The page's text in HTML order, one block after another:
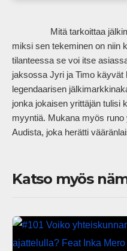
miksi sen tekeminen on niin
tilanteessa se voi itse
jaksossa Jyri ja Timo käyvät
legendaarisen
jonka jokaisen yrittäjän tulisi
myyntiä. Mukana myös
Audista, joka herätti
Katso myös